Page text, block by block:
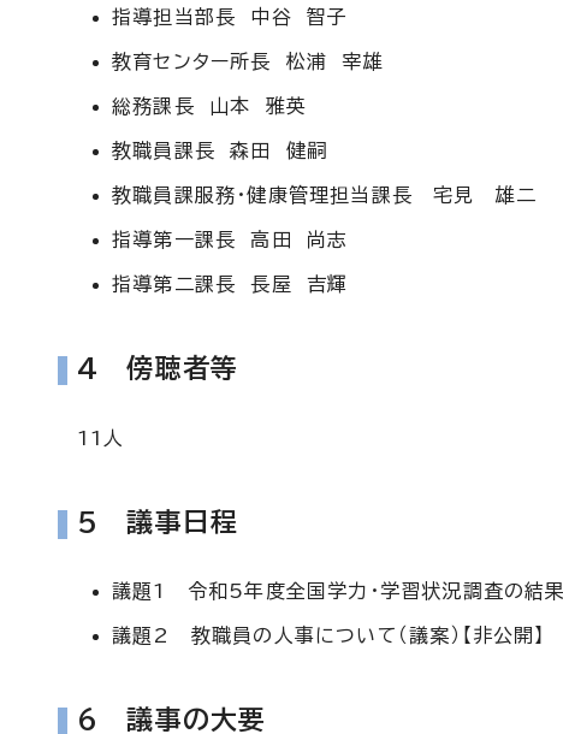
指導担当部長 中谷 智子
教育センター所長 松浦 宰雄
総務課長 山本 雅英
教職員課長 森田 健嗣
教職員課服務・健康管理担当課長 宅見 雄二
指導第一課長 高田 尚志
指導第二課長 長屋 吉輝
4 傍聴者等
11人
5 議事日程
議題1 令和5年度全国学力・学習状況調査の結果
議題2 教職員の人事について（議案）【非公開】
6 議事の大要